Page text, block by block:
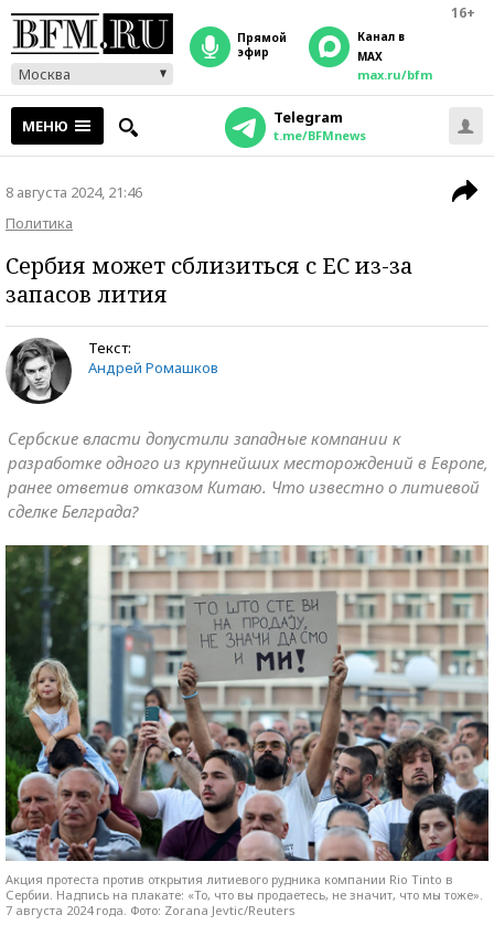
16+
Москва
прямой
эфир
Канал в
MAX
max.ru/bfm
МЕНЮ Telegram
t.me/BFMnews
8 августа 2024, 21:46
Политика
Сербия может сблизиться с ЕС из-за
запасов лития
Текст:
Андрей Ромашков
Сербские власти допустили западные компании к
разработке одного из крупнейших месторождений в Европе,
ранее ответив отказом Китаю. Что известно о литиевой
сделке Белграда?
Акция протеста против открытия литиевого рудника компании Rio Tinto в
Сербии. Надпись на плакате: «То, что вы продаетесь, не значит, что мы тоже».
7 августа 2024 года. Фото: Zorana Jevtic/Reuters